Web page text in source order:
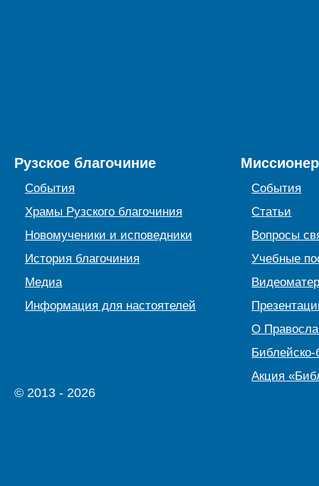
Рузское благочиние
События
Храмы Рузского благочиния
Новомученики и исповедники
История благочиния
Медиа
Информация для настоятелей
События
Статьи
Вопросы
Учебные
О
Библейско-
Акция
© 2013 - 2026